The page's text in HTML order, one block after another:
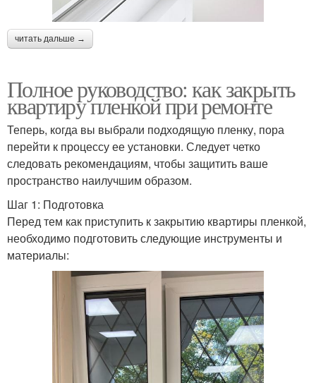
читать дальше →
Полное руководство: как закрыть
квартиру пленкой при ремонте
Теперь, когда вы выбрали подходящую пленку, пора
перейти к процессу ее установки. Следует четко
следовать рекомендациям, чтобы защитить ваше
пространство наилучшим образом.
Шаг 1: Подготовка
Перед тем как приступить к закрытию квартиры пленкой,
необходимо подготовить следующие инструменты и
материалы: